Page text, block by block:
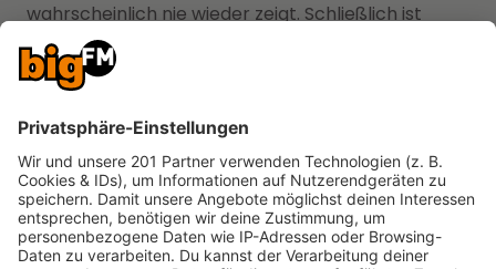
wahrscheinlich nie wieder zeigt. Schließlich ist
seine Beziehung zu Lena Meyer-Landrut, der
gemeinsame Sohn und das zweite Baby, welches
ihn.